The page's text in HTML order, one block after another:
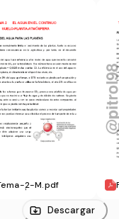
2-M.pdf
Descargar